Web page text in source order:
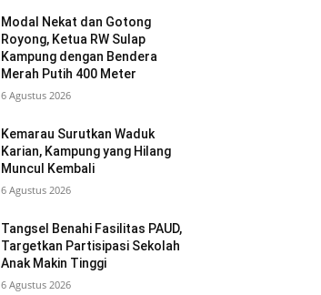
Modal Nekat dan Gotong
Royong, Ketua RW Sulap
Kampung dengan Bendera
Merah Putih 400 Meter
6 Agustus 2026
Kemarau Surutkan Waduk
Karian, Kampung yang Hilang
Muncul Kembali
6 Agustus 2026
Tangsel Benahi Fasilitas PAUD,
Targetkan Partisipasi Sekolah
Anak Makin Tinggi
6 Agustus 2026